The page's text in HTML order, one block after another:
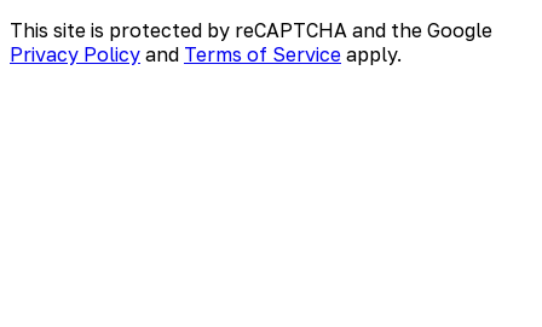
This site is protected by reCAPTCHA and the Google
Privacy Policy and Terms of Service apply.